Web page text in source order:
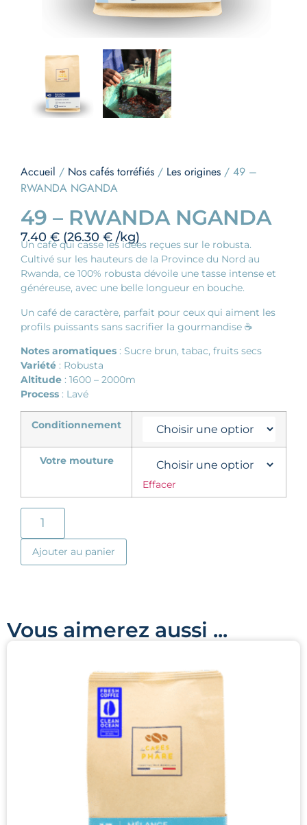
Accueil / Nos cafés torréfiés / Les origines / 49 –
RWANDA NGANDA
49 – RWANDA NGANDA
7.40 € (26.30 € /kg)
Un café qui casse les idées reçues sur le robusta.
Cultivé sur les hauteurs de la Province du Nord au
Rwanda, ce 100% robusta dévoile une tasse intense et
généreuse, avec une belle longueur en bouche.
Un café de caractère, parfait pour ceux qui aiment les
profils puissants sans sacrifier la gourmandise ☕️
Notes aromatiques : Sucre brun, tabac, fruits secs
Variété : Robusta
Altitude : 1600 – 2000m
Process : Lavé
Conditionnement
Votre mouture
Effacer
Ajouter au panier
Vous aimerez aussi ...